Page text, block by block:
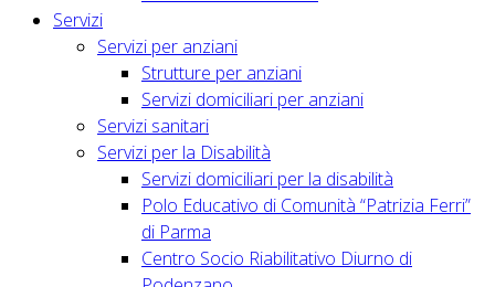
Servizi
Servizi per anziani
Strutture per anziani
Servizi domiciliari per anziani
Servizi sanitari
Servizi per la Disabilità
Servizi domiciliari per la disabilità
Polo Educativo di Comunità “Patrizia Ferri”
di Parma
Centro Socio Riabilitativo Diurno di